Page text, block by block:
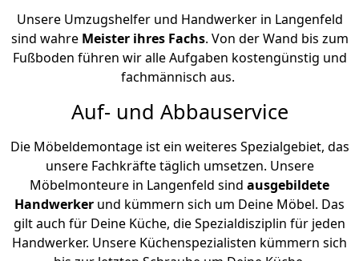
Unsere Umzugshelfer und Handwerker in Langenfeld
sind wahre Meister ihres Fachs. Von der Wand bis zum
Fußboden führen wir alle Aufgaben kostengünstig und
fachmännisch aus.
Auf- und Abbauservice
Die Möbeldemontage ist ein weiteres Spezialgebiet, das
unsere Fachkräfte täglich umsetzen. Unsere
Möbelmonteure in Langenfeld sind ausgebildete
Handwerker und kümmern sich um Deine Möbel. Das
gilt auch für Deine Küche, die Spezialdisziplin für jeden
Handwerker. Unsere Küchenspezialisten kümmern sich